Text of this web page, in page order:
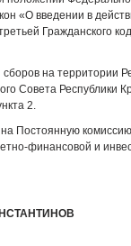
«О введении в
Гражданского
на территории
Совета Республики
2.
Постоянную комиссию
финансовой и